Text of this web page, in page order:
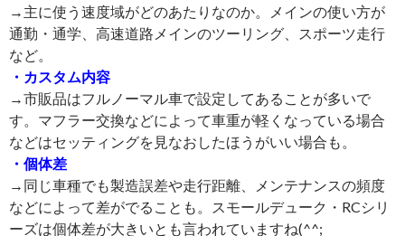
→主に使う速度域がどのあたりなのか。メインの使い方が
通勤・通学、高速道路メインのツーリング、スポーツ走行
など。
・カスタム内容
→市販品はフルノーマル車で設定してあることが多いで
す。マフラー交換などによって車重が軽くなっている場合
などはセッティングを見なおしたほうがいい場合も。
・個体差
→同じ車種でも製造誤差や走行距離、メンテナンスの頻度
などによって差がでることも。スモールデューク・RCシリ
ーズは個体差が大きいとも言われていますね(^^;